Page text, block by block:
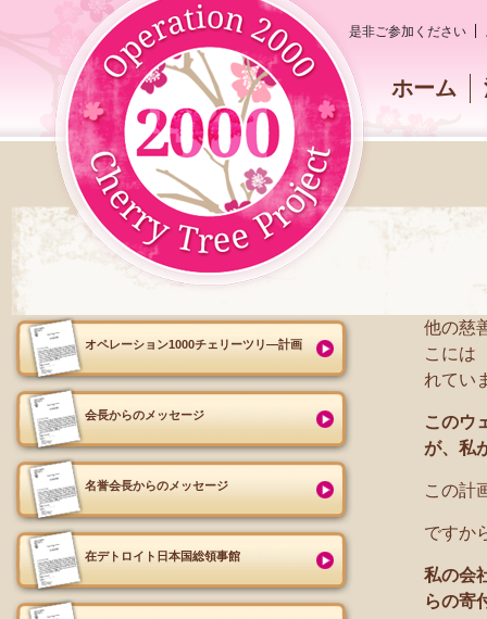
是非ご参加ください
ホーム
オペレーション1000チェリーツリ―計画
会長からのメッセージ
名誉会長からのメッセージ
在デトロイト日本国総領事館
他の慈
こには
れてい
このウ
が、私
この計
ですか
私の会
らの寄